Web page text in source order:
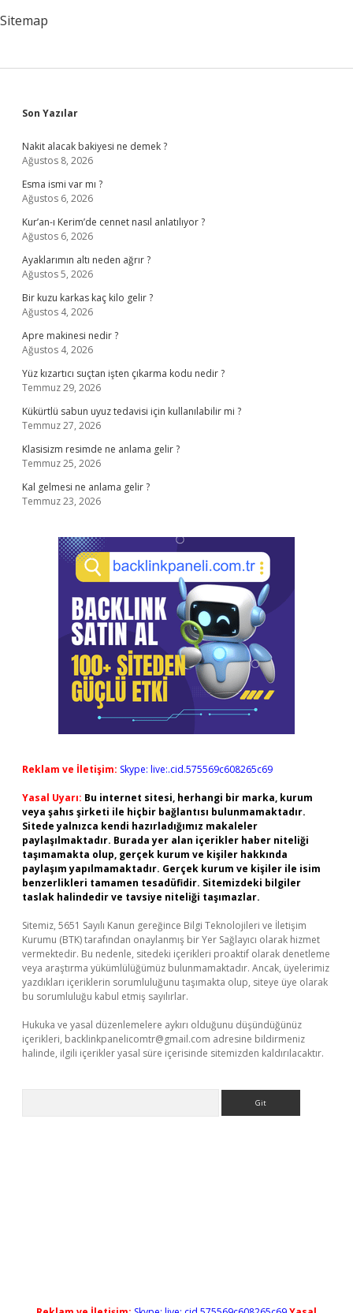
Sitemap
Sidebar
Son Yazılar
Nakit alacak bakiyesi ne demek ?
Ağustos 8, 2026
Esma ismi var mı ?
Ağustos 6, 2026
Kur’an-ı Kerim’de cennet nasıl anlatılıyor ?
Ağustos 6, 2026
Ayaklarımın altı neden ağrır ?
Ağustos 5, 2026
Bir kuzu karkas kaç kilo gelir ?
Ağustos 4, 2026
Apre makinesi nedir ?
Ağustos 4, 2026
Yüz kızartıcı suçtan işten çıkarma kodu nedir ?
Temmuz 29, 2026
Kükürtlü sabun uyuz tedavisi için kullanılabilir mi ?
Temmuz 27, 2026
Klasisizm resimde ne anlama gelir ?
Temmuz 25, 2026
Kal gelmesi ne anlama gelir ?
Temmuz 23, 2026
Reklam ve İletişim: Skype: live:.cid.575569c608265c69
Yasal Uyarı: Bu internet sitesi, herhangi bir marka, kurum
veya şahıs şirketi ile hiçbir bağlantısı bulunmamaktadır.
Sitede yalnızca kendi hazırladığımız makaleler
paylaşılmaktadır. Burada yer alan içerikler haber niteliği
taşımamakta olup, gerçek kurum ve kişiler hakkında
paylaşım yapılmamaktadır. Gerçek kurum ve kişiler ile isim
benzerlikleri tamamen tesadüfidir. Sitemizdeki bilgiler
taslak halindedir ve tavsiye niteliği taşımazlar.
Sitemiz, 5651 Sayılı Kanun gereğince Bilgi Teknolojileri ve İletişim
Kurumu (BTK) tarafından onaylanmış bir Yer Sağlayıcı olarak hizmet
vermektedir. Bu nedenle, sitedeki içerikleri proaktif olarak denetleme
veya araştırma yükümlülüğümüz bulunmamaktadır. Ancak, üyelerimiz
yazdıkları içeriklerin sorumluluğunu taşımakta olup, siteye üye olarak
bu sorumluluğu kabul etmiş sayılırlar.
Hukuka ve yasal düzenlemelere aykırı olduğunu düşündüğünüz
içerikleri, backlinkpanelicomtr@gmail.com adresine bildirmeniz
halinde, ilgili içerikler yasal süre içerisinde sitemizden kaldırılacaktır.